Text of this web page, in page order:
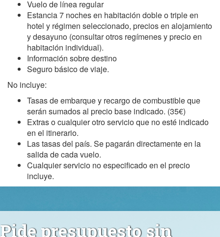
Vuelo de línea regular
Estancia 7 noches en habitación doble o triple en
hotel y régimen seleccionado, precios en alojamiento
y desayuno (consultar otros regímenes y precio en
habitación individual).
Información sobre destino
Seguro básico de viaje.
No incluye:
Tasas de embarque y recargo de combustible que
serán sumados al precio base indicado. (35€)
Extras o cualquier otro servicio que no esté indicado
en el itinerario.
Las tasas del país. Se pagarán directamente en la
salida de cada vuelo.
Cualquier servicio no especificado en el precio
incluye.
Pide presupuesto sin